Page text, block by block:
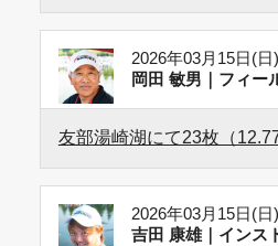
2026年03月15日(日)
岡田 敏男｜フィー
友部湯崎湖にて23枚（
2026年03月15日(日)
吉田 康雄｜インス